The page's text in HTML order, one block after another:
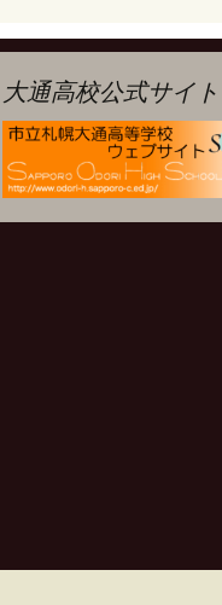
カ
ブ
大通高校公式サイト